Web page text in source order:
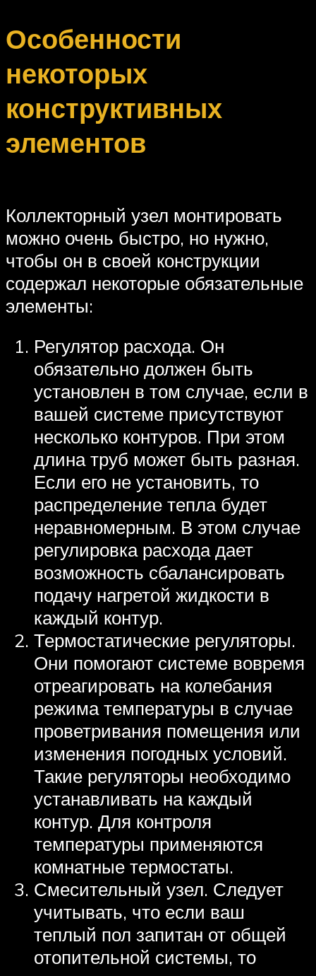
Особенности
некоторых
конструктивных
элементов
Коллекторный узел монтировать
можно очень быстро, но нужно,
чтобы он в своей конструкции
содержал некоторые обязательные
элементы:
Регулятор расхода. Он
обязательно должен быть
установлен в том случае, если в
вашей системе присутствуют
несколько контуров. При этом
длина труб может быть разная.
Если его не установить, то
распределение тепла будет
неравномерным. В этом случае
регулировка расхода дает
возможность сбалансировать
подачу нагретой жидкости в
каждый контур.
Термостатические регуляторы.
Они помогают системе вовремя
отреагировать на колебания
режима температуры в случае
проветривания помещения или
изменения погодных условий.
Такие регуляторы необходимо
устанавливать на каждый
контур. Для контроля
температуры применяются
комнатные термостаты.
Смесительный узел. Следует
учитывать, что если ваш
теплый пол запитан от общей
отопительной системы, то